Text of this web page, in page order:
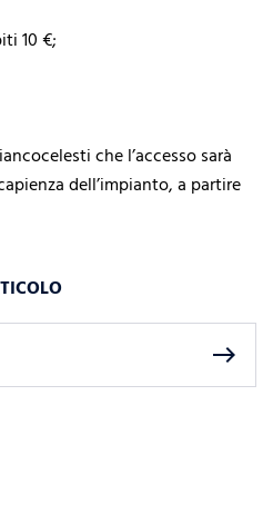
10 €;
che l’accesso sarà
dell’impianto, a partire
east